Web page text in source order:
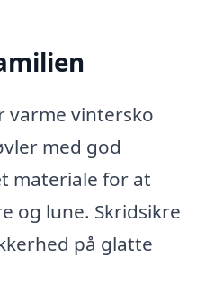
varme vintersko
med god
materiale for at
og lune. Skridsikre
på glatte